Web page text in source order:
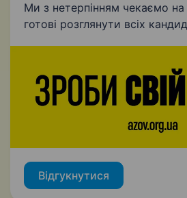
Ми з нетерпінням чекаємо
готові розглянути всіх
Відгукнутися